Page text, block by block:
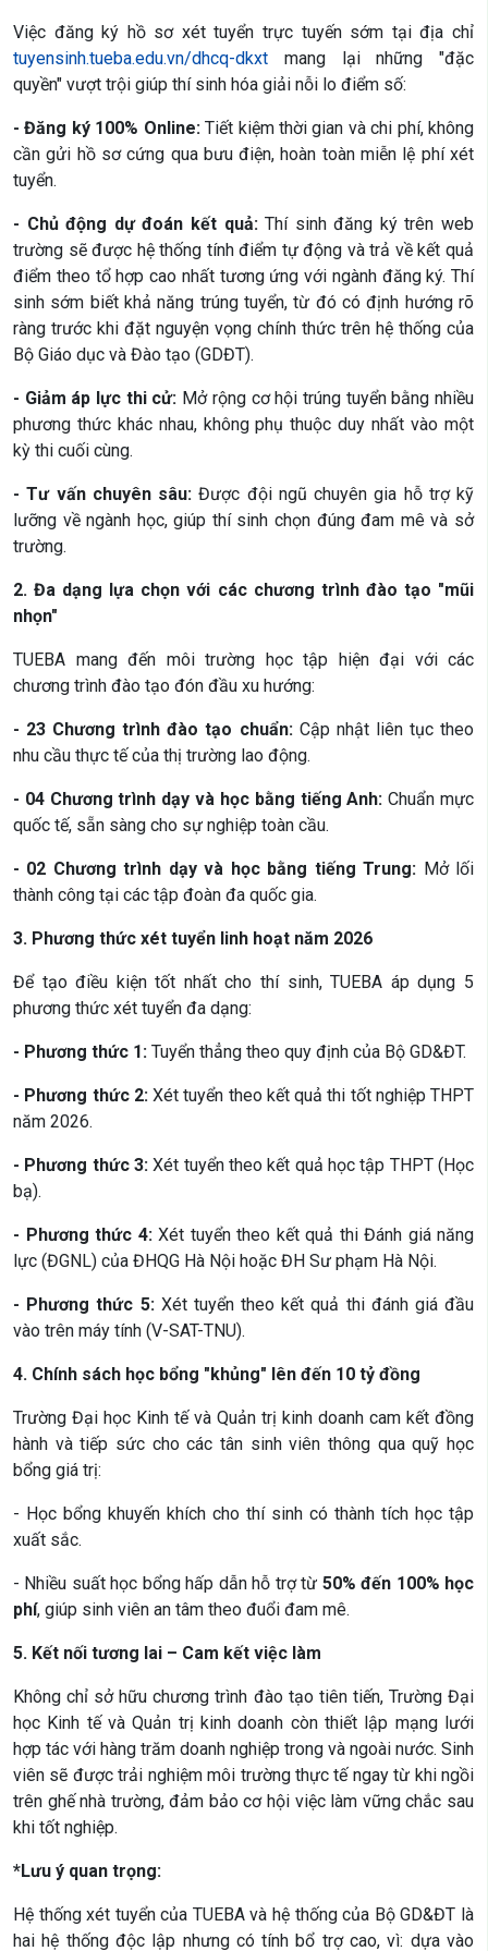
Việc đăng ký hồ sơ xét tuyển trực tuyến sớm tại địa chỉ
tuyensinh.tueba.edu.vn/dhcq-dkxt mang lại những "đặc
quyền" vượt trội giúp thí sinh hóa giải nỗi lo điểm số:
- Đăng ký 100% Online:Tiết kiệm thời gian và chi phí, không
cần gửi hồ sơ cứng qua bưu điện, hoàn toàn miễn lệ phí xét
tuyển.
- Chủ động dự đoán kết quả:Thí sinh đăng ký trên web
trường sẽ được hệ thống tính điểm tự động và trả về kết quả
điểm theo tổ hợp cao nhất tương ứng với ngành đăng ký. Thí
sinh sớm biết khả năng trúng tuyển, từ đó có định hướng rõ
ràng trước khi đặt nguyện vọng chính thức trên hệ thống của
Bộ Giáo dục và Đào tạo (GDĐT).
- Giảm áp lực thi cử: Mở rộng cơ hội trúng tuyển bằng nhiều
phương thức khác nhau, không phụ thuộc duy nhất vào một
kỳ thi cuối cùng.
- Tư vấn chuyên sâu: Được đội ngũ chuyên gia hỗ trợ kỹ
lưỡng về ngành học, giúp thí sinh chọn đúng đam mê và sở
trường.
2. Đa dạng lựa chọn với các chương trình đào tạo "mũi
nhọn"
TUEBA mang đến môi trường học tập hiện đại với các
chương trình đào tạo đón đầu xu hướng:
- 23 Chương trình đào tạo chuẩn:Cập nhật liên tục theo
nhu cầu thực tế của thị trường lao động.
- 04 Chương trình dạy và học bằng tiếng Anh: Chuẩn mực
quốc tế, sẵn sàng cho sự nghiệp toàn cầu.
- 02 Chương trình dạy và học bằng tiếng Trung: Mở lối
thành công tại các tập đoàn đa quốc gia.
3. Phương thức xét tuyển linh hoạt năm 2026
Để tạo điều kiện tốt nhất cho thí sinh, TUEBA áp dụng 5
phương thức xét tuyển đa dạng:
- Phương thức 1: Tuyển thẳng theo quy định của Bộ GD&ĐT.
- Phương thức 2:Xét tuyển theo kết quả thi tốt nghiệp THPT
năm 2026.
- Phương thức 3: Xét tuyển theo kết quả học tập THPT (Học
bạ).
- Phương thức 4:Xét tuyển theo kết quả thi Đánh giá năng
lực (ĐGNL) của ĐHQG Hà Nội hoặc ĐH Sư phạm Hà Nội.
- Phương thức 5:Xét tuyển theo kết quả thi đánh giá đầu
vào trên máy tính (V-SAT-TNU).
4. Chính sách học bổng "khủng" lên đến 10 tỷ đồng
Trường Đại học Kinh tế và Quản trị kinh doanh cam kết đồng
hành và tiếp sức cho các tân sinh viên thông qua quỹ học
bổng giá trị:
- Học bổng khuyến khích cho thí sinh có thành tích học tập
xuất sắc.
- Nhiều suất học bổng hấp dẫn hỗ trợ từ 50% đến 100% học
phí, giúp sinh viên an tâm theo đuổi đam mê.
5. Kết nối tương lai – Cam kết việc làm
Không chỉ sở hữu chương trình đào tạo tiên tiến, Trường Đại
học Kinh tế và Quản trị kinh doanh còn thiết lập mạng lưới
hợp tác với hàng trăm doanh nghiệp trong và ngoài nước. Sinh
viên sẽ được trải nghiệm môi trường thực tế ngay từ khi ngồi
trên ghế nhà trường, đảm bảo cơ hội việc làm vững chắc sau
khi tốt nghiệp.
*Lưu ý quan trọng:
Hệ thống xét tuyển của TUEBA và hệ thống của Bộ GD&ĐT là
hai hệ thống độc lập nhưng có tính bổ trợ cao, vì: dựa vào